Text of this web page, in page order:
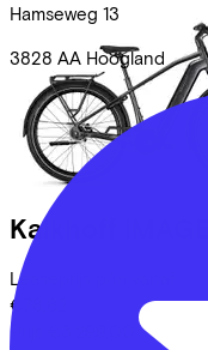
Hamseweg 13
3828 AA Hoogland
Kalkhoff
Leaseprijs p/m vanaf
€78,62
Prijs